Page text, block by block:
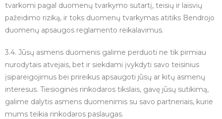
tvarkomi pagal duomenų tvarkymo sutartį, teisių ir laisvių
pažeidimo riziką, ir toks duomenų tvarkymas atitiks Bendrojo
duomenų apsaugos reglamento reikalavimus.
3.4. Jūsų asmens duomenis galime perduoti ne tik pirmiau
nurodytais atvejais, bet ir siekdami įvykdyti savo teisinius
įsipareigojimus bei prireikus apsaugoti jūsų ar kitų asmenų
interesus. Tiesioginės rinkodaros tikslais, gavę jūsų sutikimą,
galime dalytis asmens duomenimis su savo partneriais, kurie
mums teikia rinkodaros paslaugas.